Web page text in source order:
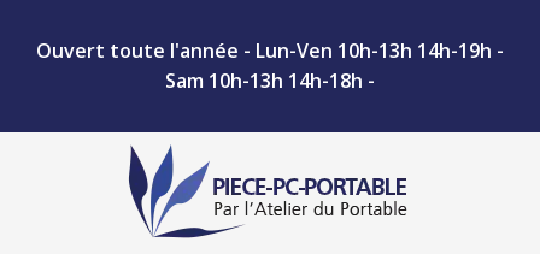
Ouvert toute l'année - Lun-Ven 10h-13h 14h-19h -
Sam 10h-13h 14h-18h -